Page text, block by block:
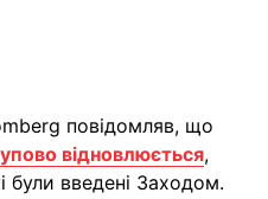
повідомляв, що
відновлюється,
були введені Заходом.